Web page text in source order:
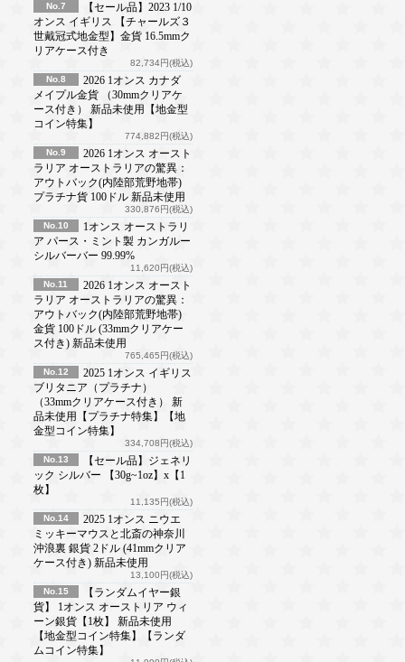
No.7
【セール品】2023 1/10
オンス イギリス 【チャールズ３
世戴冠式地金型】金貨 16.5mmク
リアケース付き
82,734円(税込)
No.8
2026 1オンス カナダ
メイプル金貨 （30mmクリアケ
ース付き） 新品未使用【地金型
コイン特集】
774,882円(税込)
No.9
2026 1オンス オースト
ラリア オーストラリアの驚異：
アウトバック(内陸部荒野地帯)
プラチナ貨 100ドル 新品未使用
330,876円(税込)
No.10
1オンス オーストラリ
ア パース・ミント製 カンガルー
シルバーバー 99.99%
11,620円(税込)
No.11
2026 1オンス オースト
ラリア オーストラリアの驚異：
アウトバック(内陸部荒野地帯)
金貨 100ドル (33mmクリアケー
ス付き) 新品未使用
765,465円(税込)
No.12
2025 1オンス イギリス
ブリタニア（プラチナ）
（33mmクリアケース付き） 新
品未使用【プラチナ特集】【地
金型コイン特集】
334,708円(税込)
No.13
【セール品】ジェネリ
ック シルバー 【30g~1oz】x【1
枚】
11,135円(税込)
No.14
2025 1オンス ニウエ
ミッキーマウスと北斎の神奈川
沖浪裏 銀貨 2ドル (41mmクリア
ケース付き) 新品未使用
13,100円(税込)
No.15
【ランダムイヤー銀
貨】 1オンス オーストリア ウィ
ーン銀貨【1枚】 新品未使用
【地金型コイン特集】【ランダ
ムコイン特集】